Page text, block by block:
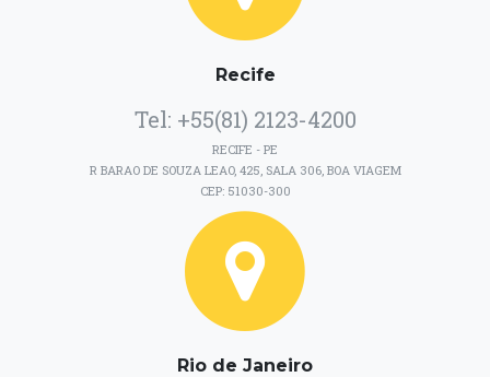
Recife
Tel: +55(81) 2123-4200
RECIFE - PE
R BARAO DE SOUZA LEAO, 425, SALA 306, BOA VIAGEM
CEP: 51030-300
Rio de Janeiro